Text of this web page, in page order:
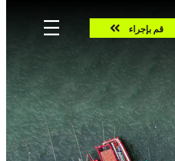
Take
action
قم بإجراء